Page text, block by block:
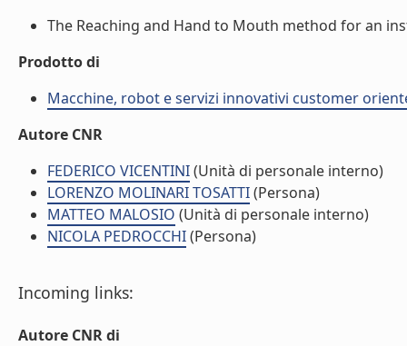
The Reaching and Hand to Mouth method for an
Prodotto di
Macchine, robot e servizi innovativi customer
Autore CNR
FEDERICO VICENTINI(Unità di personale interno)
LORENZO MOLINARI TOSATTI(Persona)
MATTEO MALOSIO (Unità di personale interno)
NICOLA PEDROCCHI(Persona)
Incoming links:
Autore CNR di